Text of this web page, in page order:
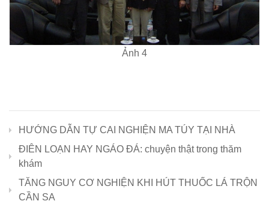
Ảnh 4
HƯỚNG DẪN TỰ CAI NGHIỆN MA TÚY TẠI NHÀ
ĐIÊN LOẠN HAY NGÁO ĐÁ: chuyện thật trong thăm
khám
TĂNG NGUY CƠ NGHIỆN KHI HÚT THUỐC LÁ TRỘN
CẦN SA